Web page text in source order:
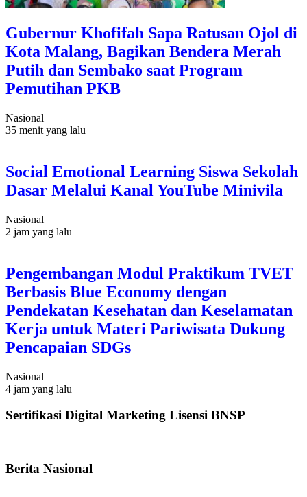
Gubernur Khofifah Sapa Ratusan Ojol di
Kota Malang, Bagikan Bendera Merah
Putih dan Sembako saat Program
Pemutihan PKB
Nasional
35 menit yang lalu
Social Emotional Learning Siswa Sekolah
Dasar Melalui Kanal YouTube Minivila
Nasional
2 jam yang lalu
Pengembangan Modul Praktikum TVET
Berbasis Blue Economy dengan
Pendekatan Kesehatan dan Keselamatan
Kerja untuk Materi Pariwisata Dukung
Pencapaian SDGs
Nasional
4 jam yang lalu
Sertifikasi Digital Marketing Lisensi BNSP
Berita Nasional